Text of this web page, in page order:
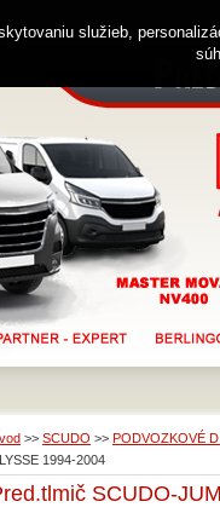
>> SCUDO >> PODVOZKOVÉ
1994-2004
SCUDO-
služieb,